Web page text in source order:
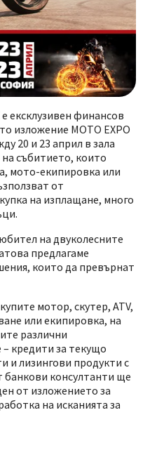
ексклузивен финансов
изложение MOTO EXPO
20 и 23 април в зала
събитието, които
мото-екипировка или
от
на изплащане, много
на двуколесните
предлагаме
които да превърнат
мотор, скутер, ATV,
или екипировка, на
различни
кредити за текущо
и лизингови продукти с
банкови консултанти ще
от изложението за
на исканията за